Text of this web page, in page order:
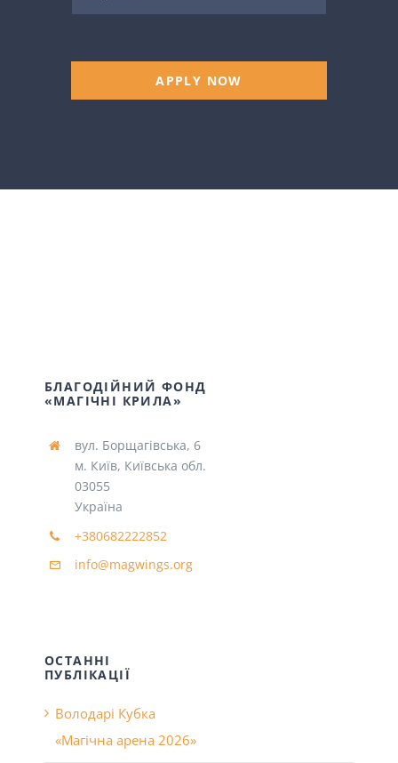
APPLY NOW
БЛАГОДІЙНИЙ ФОНД
«МАГІЧНІ КРИЛА»
вул. Борщагівська, 6
м. Київ, Київська обл.
03055
Україна
+380682222852
info@magwings.org
ОСТАННІ
ПУБЛІКАЦІЇ
Володарі Кубка
«Магічна арена 2026»